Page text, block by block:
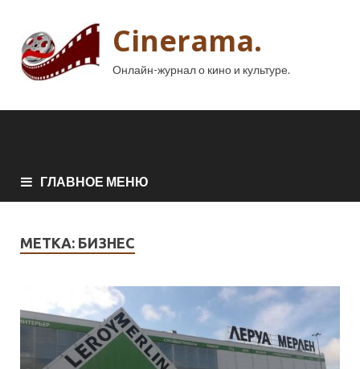
Cinerama.
Онлайн-журнал о кино и культуре.
ГЛАВНОЕ МЕНЮ
МЕТКА: БИЗНЕС